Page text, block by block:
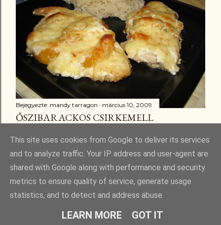
Bejegyezte: mandy tarragon március 10, 2009
ŐSZIBARACKOS CSIRKEMELL
Üzemeltető: Blogger
This site uses cookies from Google to deliver its services
and to analyze traffic. Your IP address and user-agent are
shared with Google along with performance and security
metrics to ensure quality of service, generate usage
statistics, and to detect and address abuse.
LEARN MORE GOT IT